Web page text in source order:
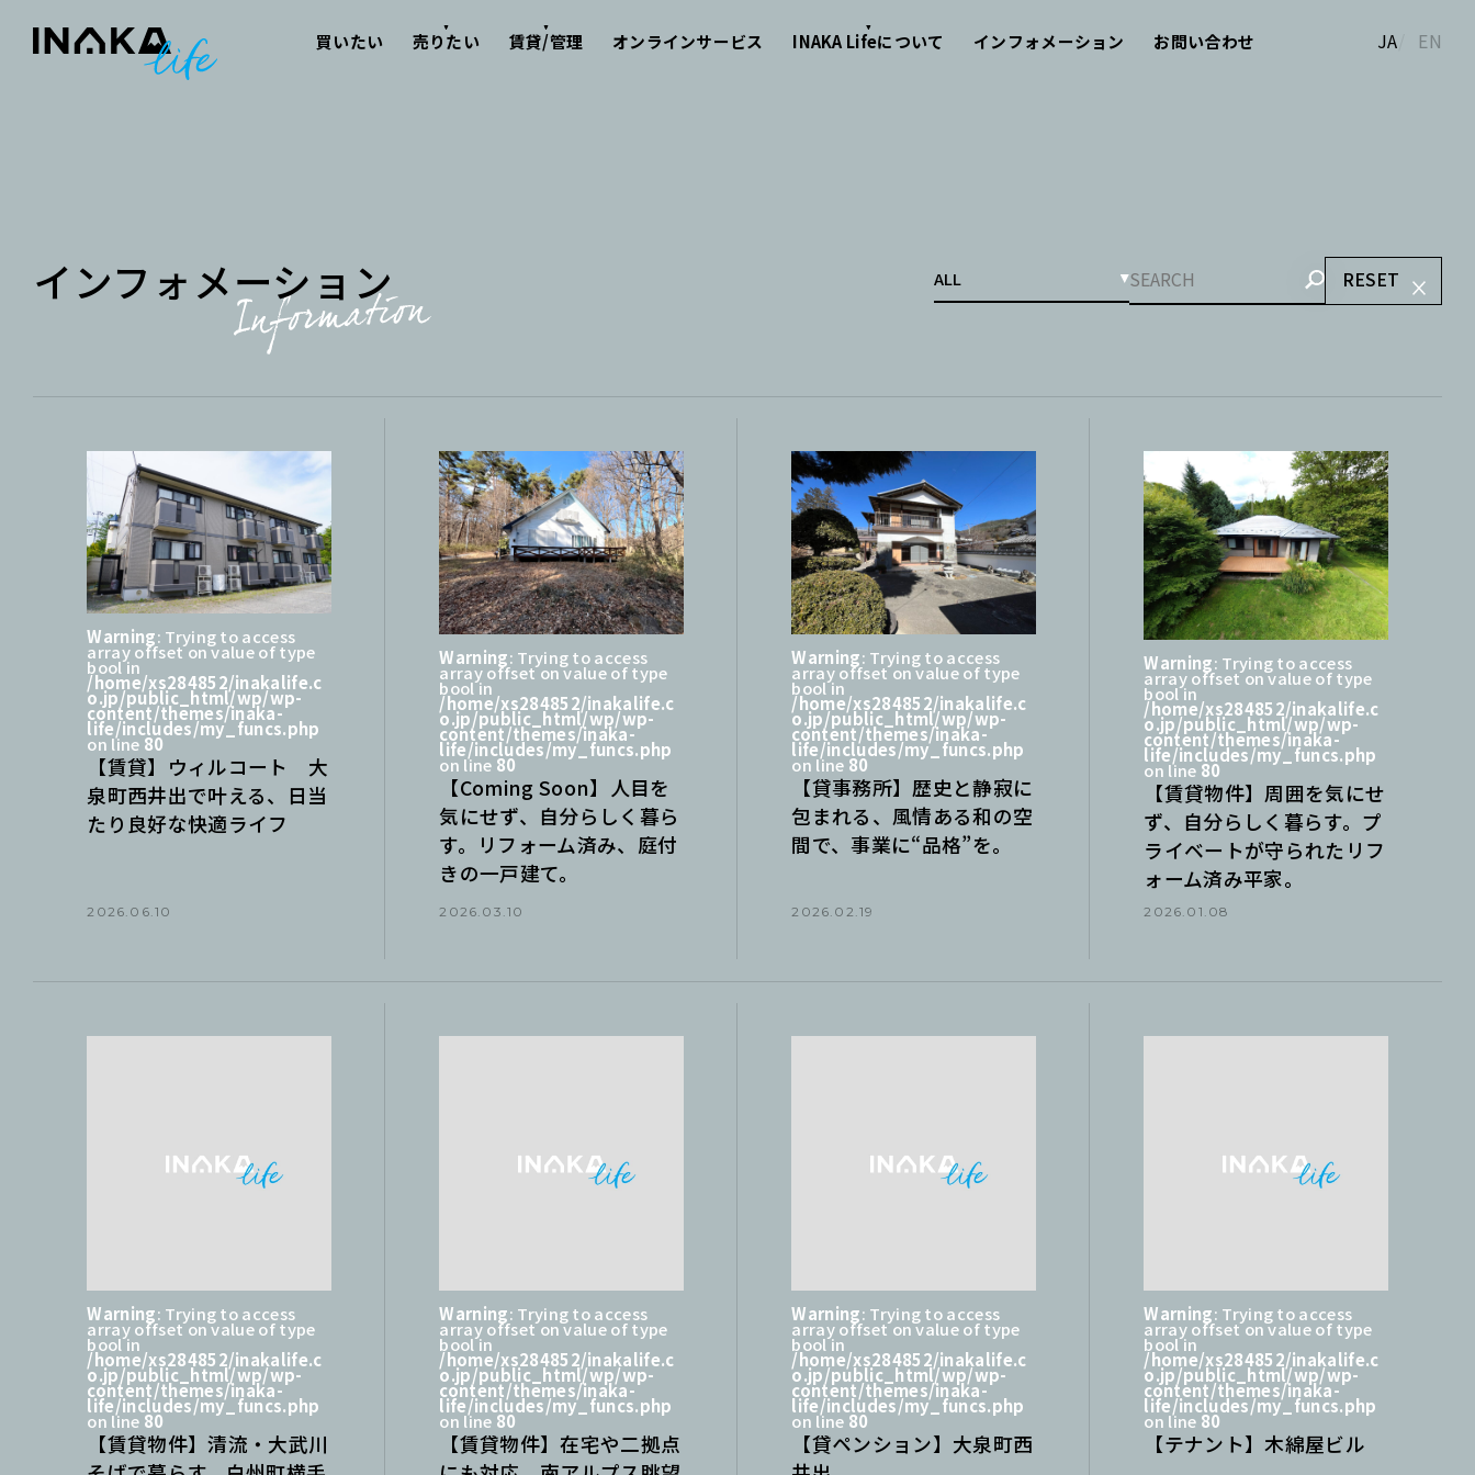
買いたい 売りたい 賃貸/管理 オンラインサービス INAKA Lifeについて インフォメーション お問い合わせ JA EN
インフォメーション ALL RESET
Warning: Trying to access
array offset on value of type
bool in
/home/xs284852/inakalife.c
o.jp/public_html/wp/wp-
content/themes/inaka-
life/includes/my_funcs.php
on line 80
【賃貸】ウィルコート 大
泉町西井出で叶える、日当
たり良好な快適ライフ
2026.06.10
Warning: Trying to access
array offset on value of type
bool in
/home/xs284852/inakalife.c
o.jp/public_html/wp/wp-
content/themes/inaka-
life/includes/my_funcs.php
on line80
【Coming Soon】人目を
気にせず、自分らしく暮ら
す。リフォーム済み、庭付
きの一戸建て。
2026.03.10
Warning: Trying to access
array offset on value of type
bool in
/home/xs284852/inakalife.c
o.jp/public_html/wp/wp-
content/themes/inaka-
life/includes/my_funcs.php
on line80
【貸事務所】歴史と静寂に
包まれる、風情ある和の空
間で、事業に“品格”を。
2026.02.19
Warning: Trying to access
array offset on value of type
bool in
/home/xs284852/inakalife.c
o.jp/public_html/wp/wp-
content/themes/inaka-
life/includes/my_funcs.php
on line 80
【賃貸物件】周囲を気にせ
ず、自分らしく暮らす。プ
ライベートが守られたリフ
ォーム済み平家。
2026.01.08
Warning: Trying to access
array offset on value of type
bool in
/home/xs284852/inakalife.c
o.jp/public_html/wp/wp-
content/themes/inaka-
life/includes/my_funcs.php
on line80
【賃貸物件】清流・大武川
Warning: Trying to access
array offset on value of type
bool in
/home/xs284852/inakalife.c
o.jp/public_html/wp/wp-
content/themes/inaka-
life/includes/my_funcs.php
on line80
【賃貸物件】在宅や二拠点
Warning: Trying to access
array offset on value of type
bool in
/home/xs284852/inakalife.c
o.jp/public_html/wp/wp-
content/themes/inaka-
life/includes/my_funcs.php
on line80
【貸ペンション】大泉町西
Warning: Trying to access
array offset on value of type
bool in
/home/xs284852/inakalife.c
o.jp/public_html/wp/wp-
content/themes/inaka-
life/includes/my_funcs.php
on line80
【テナント】木綿屋ビル